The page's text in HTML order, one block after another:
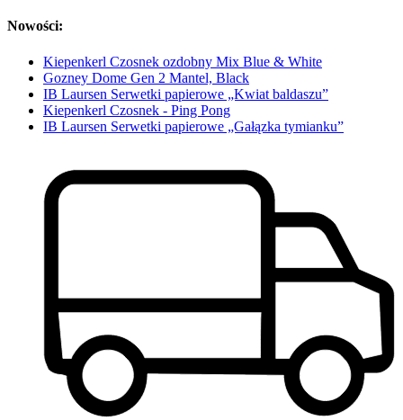
Nowości:
Kiepenkerl Czosnek ozdobny Mix Blue & White
Gozney Dome Gen 2 Mantel, Black
IB Laursen Serwetki papierowe „Kwiat baldaszu”
Kiepenkerl Czosnek - Ping Pong
IB Laursen Serwetki papierowe „Gałązka tymianku”